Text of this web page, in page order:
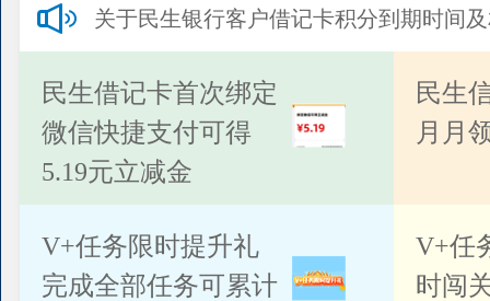
关于民生银行客户借记卡积分到期时间
公告
民生借记卡首次绑定
微信快捷支付可得
5.19元立减金
民生
月月
V+任务限时提升礼
完成全部任务可累计
V+任
时闯